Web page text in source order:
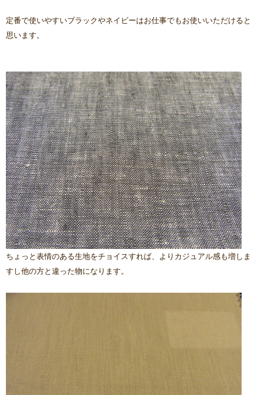
定番で使いやすいブラックやネイビーはお仕事でもお使いいただけると
思います。
ちょっと表情のある生地をチョイスすれば、よりカジュアル感も増しま
すし他の方と違った物になります。